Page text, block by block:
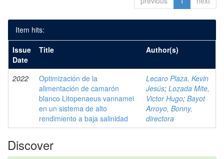
Item hits:
Issue
Date
Title Author(s)
2022
Optimización de la
alimentación de camarón
blanco Litopenaeus vannamei
en un sistema de alto
rendimiento a baja salinidad
Lecaro Plaza, Kevin
Jesús; Lozada Mite,
Victor Hugo; Bayot
Arroyo, Bonny,
directora
Discover